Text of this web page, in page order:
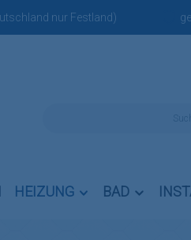
nur Festland)
HEIZUNG BAD